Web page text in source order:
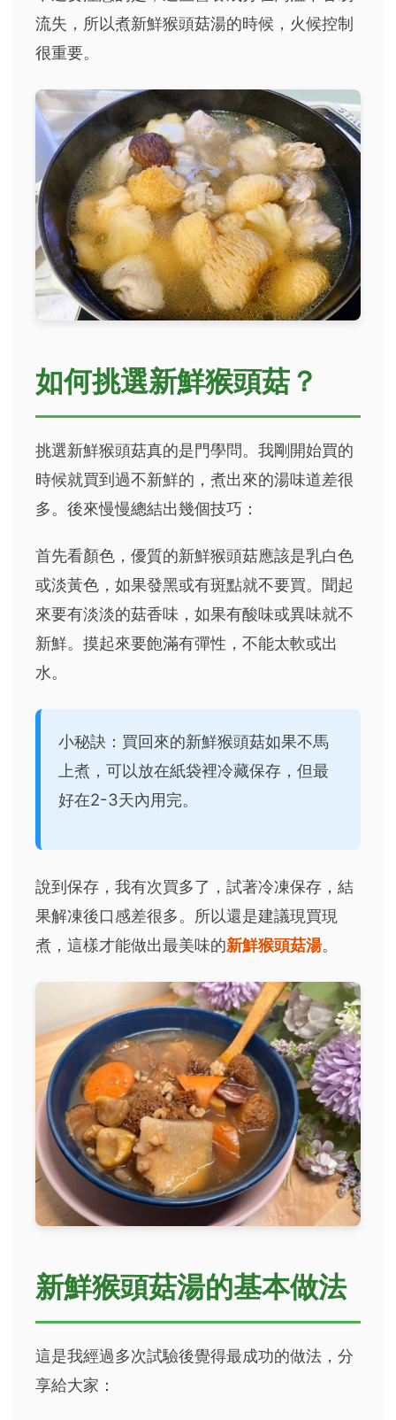
流失，所以煮新鮮猴頭菇湯的時候，火候控制
很重要。
如何挑選新鮮猴頭菇？
挑選新鮮猴頭菇真的是門學問。我剛開始買的
時候就買到過不新鮮的，煮出來的湯味道差很
多。後來慢慢總結出幾個技巧：
首先看顏色，優質的新鮮猴頭菇應該是乳白色
或淡黃色，如果發黑或有斑點就不要買。聞起
來要有淡淡的菇香味，如果有酸味或異味就不
新鮮。摸起來要飽滿有彈性，不能太軟或出
水。
小秘訣：買回來的新鮮猴頭菇如果不馬
上煮，可以放在紙袋裡冷藏保存，但最
好在2-3天內用完。
說到保存，我有次買多了，試著冷凍保存，結
果解凍後口感差很多。所以還是建議現買現
煮，這樣才能做出最美味的新鮮猴頭菇湯。
新鮮猴頭菇湯的基本做法
這是我經過多次試驗後覺得最成功的做法，分
享給大家：